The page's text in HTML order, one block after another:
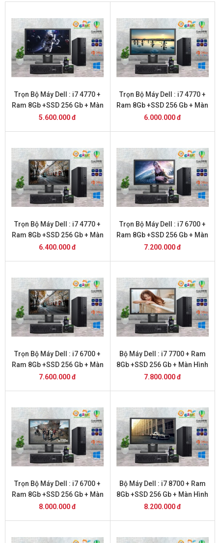
Trọn Bộ Máy Dell : i7 4770 +
Ram 8Gb +SSD 256 Gb + Màn
Hình 20
5.600.000 đ
Trọn Bộ Máy Dell : i7 4770 +
Ram 8Gb +SSD 256 Gb + Màn
Hình 22
6.000.000 đ
Trọn Bộ Máy Dell : i7 4770 +
Ram 8Gb +SSD 256 Gb + Màn
Hình 24
6.400.000 đ
Trọn Bộ Máy Dell : i7 6700 +
Ram 8Gb +SSD 256 Gb + Màn
Hình 20
7.200.000 đ
Trọn Bộ Máy Dell : i7 6700 +
Ram 8Gb +SSD 256 Gb + Màn
Hình 22
7.600.000 đ
Bộ Máy Dell : i7 7700 + Ram
8Gb +SSD 256 Gb + Màn Hình
20
7.800.000 đ
Trọn Bộ Máy Dell : i7 6700 +
Ram 8Gb +SSD 256 Gb + Màn
Hình 24
8.000.000 đ
Bộ Máy Dell : i7 8700 + Ram
8Gb +SSD 256 Gb + Màn Hình
20
8.200.000 đ